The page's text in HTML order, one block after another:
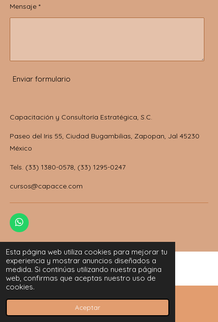
Esta página web utiliza cookies para mejorar tu
experiencia y mostrar anuncios diseñados a
medida. Si continúas utilizando nuestra página
web, confirmas que aceptas nuestro uso de
cookies.
Aceptar
Mensaje *
Enviar formulario
Capacitación y Consultoría Estratégica, S.C.
Paseo del Iris 55, Ciudad Bugambilias, Zapopan, Jal 45230
México
Tels. (33) 1380-0578, (33) 1295-0247
cursos@capacce.com
W
h
a
t
s
A
p
p